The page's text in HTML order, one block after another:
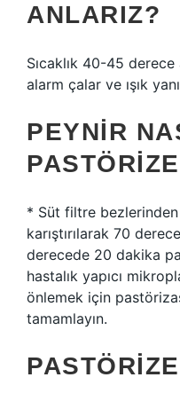
ANLARIZ?
Sıcaklık 40-45
alarm çalar ve ışık
PEYNIR
* Süt filtre
karıştırılarak 70
derecede 20 dakika
hastalık yapıcı
önlemek için
tamamlayın.